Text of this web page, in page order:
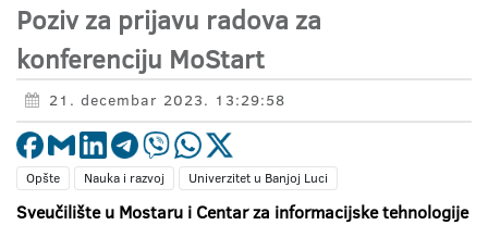
Poziv za prijavu radova za
konferenciju MoStart
21. decembar 2023. 13:29:58
Opšte Nauka i razvoj Univerzitet u Banjoj Luci
Sveučilište u Mostaru i Centar za informacijske tehnologije